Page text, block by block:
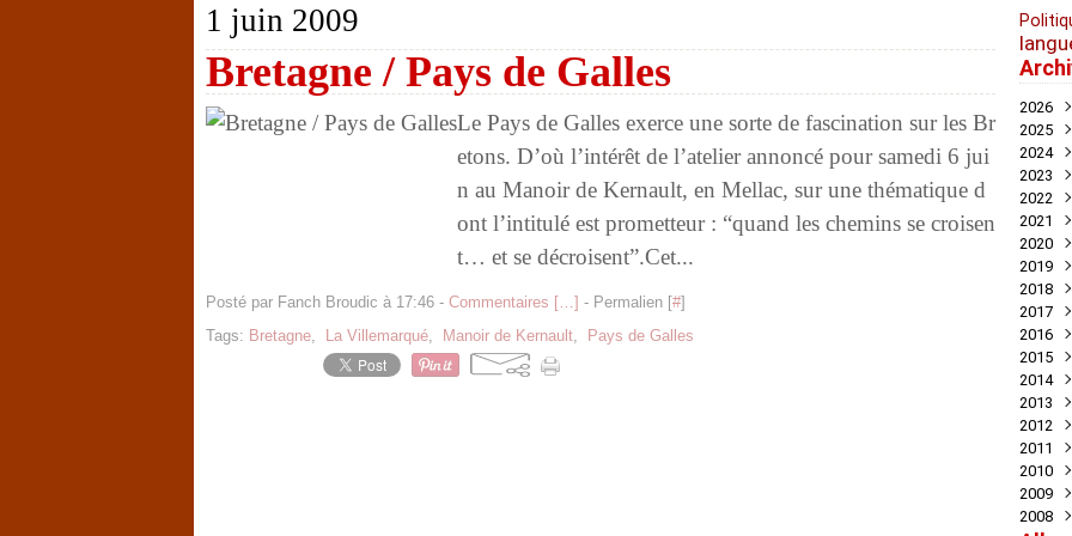
1 juin 2009
Bretagne / Pays de Galles
Le Pays de Galles exerce une sorte de fascination sur les Br
etons. D’où l’intérêt de l’atelier annoncé pour samedi 6 jui
n au Manoir de Kernault, en Mellac, sur une thématique d
ont l’intitulé est prometteur : “quand les chemins se croisen
t… et se décroisent”.Cet...
Posté par Fanch Broudic à 17:46 - Commentaires […] - Permalien [#]
Tags: Bretagne, La Villemarqué, Manoir de Kernault, Pays de Galles
2026
Mai
Avril
Mars
2025
Août
Mai
Avril
Mars
2024
Août
Juin
Mai
Avril
Mars
2023
Juin
Mai
Avril
Mars
2022
Août
Juin
Mai
Avril
Mars
2021
Août
Juin
Mai
Avril
Mars
2020
Août
Juin
Mai
Avril
Mars
2019
Août
Juin
Mai
Mars
2018
Août
Juin
Mai
Avril
Mars
2017
Août
Juin
Mai
Mars
2016
Août
Juin
Mai
2015
Août
Mai
2014
Août
2013
Août
2012
2011
2010
2009
2008